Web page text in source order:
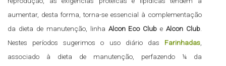
aumentar, desta forma, torna-se essencial à complementação
da dieta de manutenção, linha Alcon Eco Club eAlcon Club
Nestes períodos sugerimos o uso diário das Farinhadas
associado à dieta de manutenção, perfazendo ¼ da